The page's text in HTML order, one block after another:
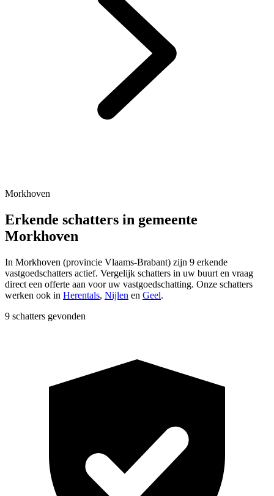
Morkhoven
Erkende schatters in gemeente
Morkhoven
In Morkhoven (provincie Vlaams-Brabant) zijn 9 erkende
vastgoedschatters actief. Vergelijk schatters in uw buurt en vraag
direct een offerte aan voor uw vastgoedschatting. Onze schatters
werken ook in Herentals, Nijlen en Geel.
9 schatters gevonden